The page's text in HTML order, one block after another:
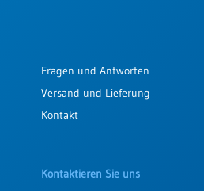
Fragen und Antworten
Versand und Lieferung
Kontakt
Kontaktieren Sie uns